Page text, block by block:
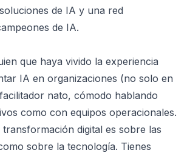
de IA y una red
de IA.
que haya vivido la experiencia
IA en organizaciones (no solo en
nato, cómodo hablando
como con equipos operacionales.
transformación digital es sobre las
sobre la tecnología. Tienes